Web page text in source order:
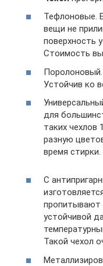
Тефлоновые.
вещи не
поверхность
Стоимость
Поролоновый.
Устойчив ко
для
таких чехлов
разную
время
С
пропитывают
устойчивой
Такой чехол